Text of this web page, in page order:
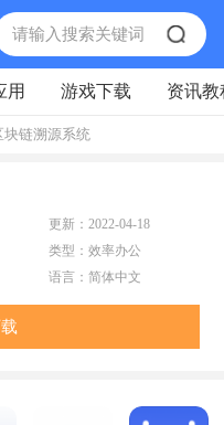
用 游戏下载 资讯教
块链溯源系统
更新： 2022-04-18
类型： 效率办公
语言： 简体中文